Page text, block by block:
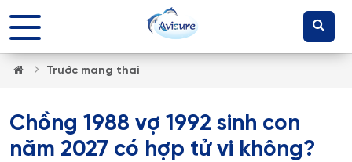
Trước mang thai
Chồng 1988 vợ 1992 sinh con
năm 2027 có hợp tử vi không?